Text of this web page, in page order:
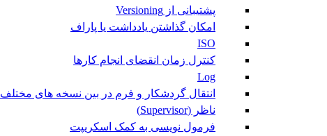
پشتیبانی از Versioning
امکان گذاشتن یادداشت یا پاراف
ISO
کنترل زمان انقضای انجام کارها
Log
انتقال گردشکار و فرم در بین نسخه های مختلف MyProcess
ناظر (Supervisor)
فرمول نویسی به کمک اسکریپت